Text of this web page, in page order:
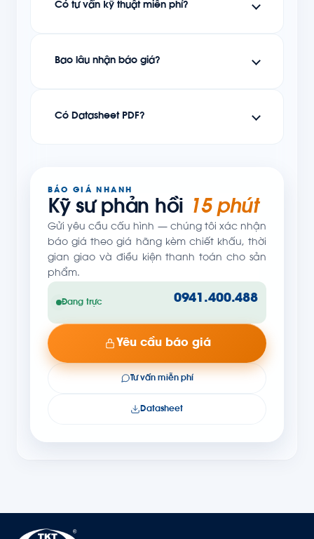
Có tư vấn kỹ thuật miễn phí?
Bao lâu nhận báo giá?
Có Datasheet PDF?
BÁO GIÁ NHANH
Kỹ sư phản hồi 15 phút
Gửi yêu cầu cấu hình — chúng tôi xác nhận
báo giá theo giá hãng kèm chiết khấu, thời
gian giao và điều kiện thanh toán cho sản
phẩm.
Đang trực 0941.400.488
Yêu cầu báo giá
Tư vấn miễn phí
Datasheet